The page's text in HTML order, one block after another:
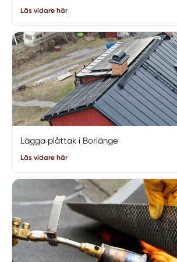
Läs vidare här
Lägga plåttak i Borlänge
Läs vidare här